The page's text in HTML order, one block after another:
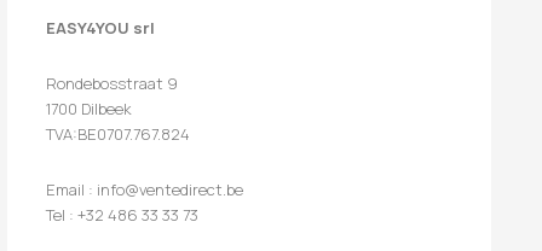
EASY4YOU srl
Rondebosstraat 9
1700 Dilbeek
TVA:BE0707.767.824
Email : info@ventedirect.be
Tel : +32 486 33 33 73